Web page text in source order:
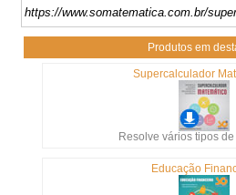
https://www.somatematica.com.br/
Produtos em
Supercalculador
Resolve vários tipos
Educação